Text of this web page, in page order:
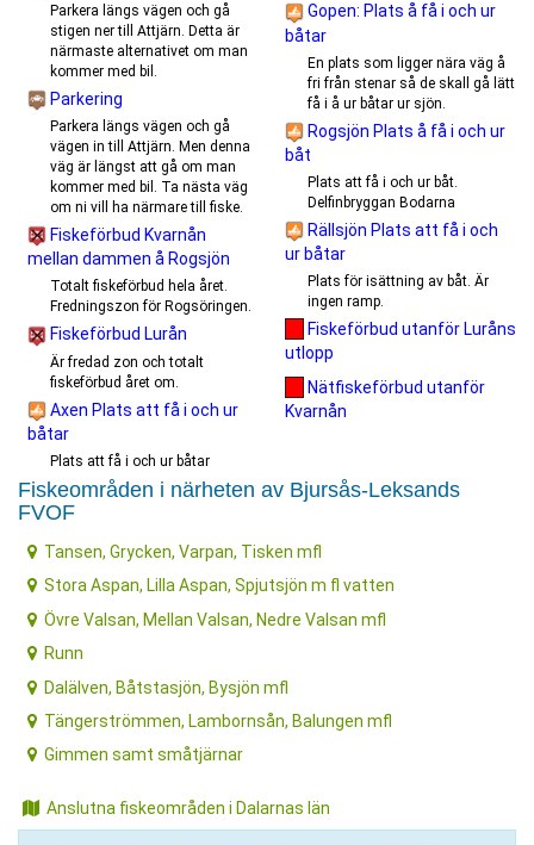
Parkera längs vägen och gå
stigen ner till Attjärn. Detta är
närmaste alternativet om man
kommer med bil.
Parkering
Parkera längs vägen och gå
vägen in till Attjärn. Men denna
väg är längst att gå om man
kommer med bil. Ta nästa väg
om ni vill ha närmare till fiske.
Fiskeförbud Kvarnån
mellan dammen å Rogsjön
Totalt fiskeförbud hela året.
Fredningszon för Rogsöringen.
Fiskeförbud Lurån
Är fredad zon och totalt
fiskeförbud året om.
Axen Plats att få i och ur
båtar
Plats att få i och ur båtar
Gopen: Plats å få i och ur
båtar
En plats som ligger nära väg å
fri från stenar så de skall gå lätt
få i å ur båtar ur sjön.
Rogsjön Plats å få i och ur
båt
Plats att få i och ur båt.
Delfinbryggan Bodarna
Rällsjön Plats att få i och
ur båtar
Plats för isättning av båt. Är
ingen ramp.
Fiskeförbud utanför Luråns
utlopp
Nätfiskeförbud utanför
Kvarnån
Fiskeområden i närheten av Bjursås-Leksands
FVOF
Tansen, Grycken, Varpan, Tisken mfl
Stora Aspan, Lilla Aspan, Spjutsjön m fl vatten
Övre Valsan, Mellan Valsan, Nedre Valsan mfl
Runn
Dalälven, Båtstasjön, Bysjön mfl
Tängerströmmen, Lambornsån, Balungen mfl
Gimmen samt småtjärnar
Anslutna fiskeområden i Dalarnas län